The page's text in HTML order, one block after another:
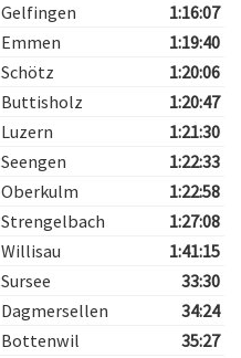
Gelfingen
1:16:07
Emmen
1:19:40
Schötz
1:20:06
Buttisholz
1:20:47
Luzern
1:21:30
Seengen
1:22:33
Oberkulm
1:22:58
Strengelbach
1:27:08
Willisau
1:41:15
Sursee
33:30
Dagmersellen
34:24
Bottenwil
35:27